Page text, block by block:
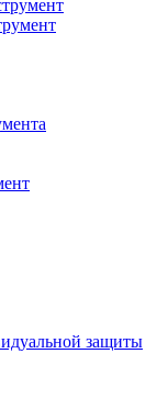
защиты